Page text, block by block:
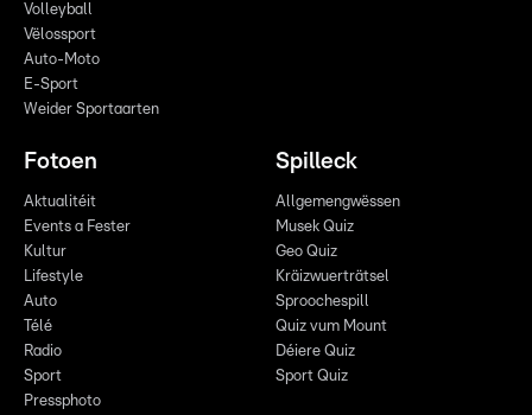
Volleyball
Vëlossport
Auto-Moto
E-Sport
Weider Sportaarten
Fotoen
Aktualitéit
Events a Fester
Kultur
Lifestyle
Auto
Télé
Radio
Sport
Pressphoto
Spilleck
Allgemengwëssen
Musek Quiz
Geo Quiz
Kräizwuerträtsel
Sproochespill
Quiz vum Mount
Déiere Quiz
Sport Quiz